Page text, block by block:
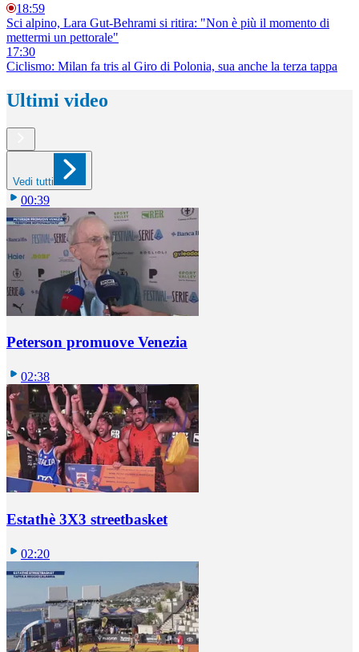
18:59
Sci alpino, Lara Gut-Behrami si ritira: "Non è più il momento di
mettermi un pettorale"
17:30
Ciclismo: Milan fa tris al Giro di Polonia, sua anche la terza tappa
Ultimi video
Vedi tutti
00:39
Peterson promuove Venezia
02:38
Estathè 3X3 streetbasket
02:20